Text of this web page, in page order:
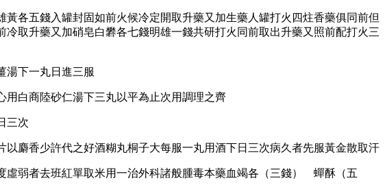
五錢入罐封固如前火候冷定開取升藥又加生藥人罐打火四炷香藥俱同前但
取升藥又加硝皂白礬各七錢明雄一錢共研打火同前取出升藥又照前配打火三
下一丸日進三服
白商陸砂仁湯下三丸以平為止次用調理之齊
三次
香少許代之好酒糊丸桐子大每服一丸用酒下日三次病久者先服黃金散取汗
虛弱者去班紅單取米用一治外科諸般腫毒本藥血竭各（三錢） 蟬酥（五